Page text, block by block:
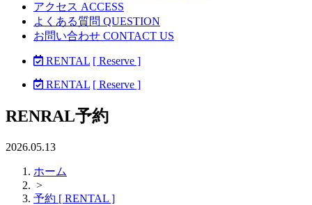
アクセス ACCESS
よくある質問 QUESTION
お問い合わせ CONTACT US
RENTAL [ Reserve ]
RENTAL [ Reserve ]
RENRAL予約
2026.05.13
ホーム
>
予約 [ RENTAL ]